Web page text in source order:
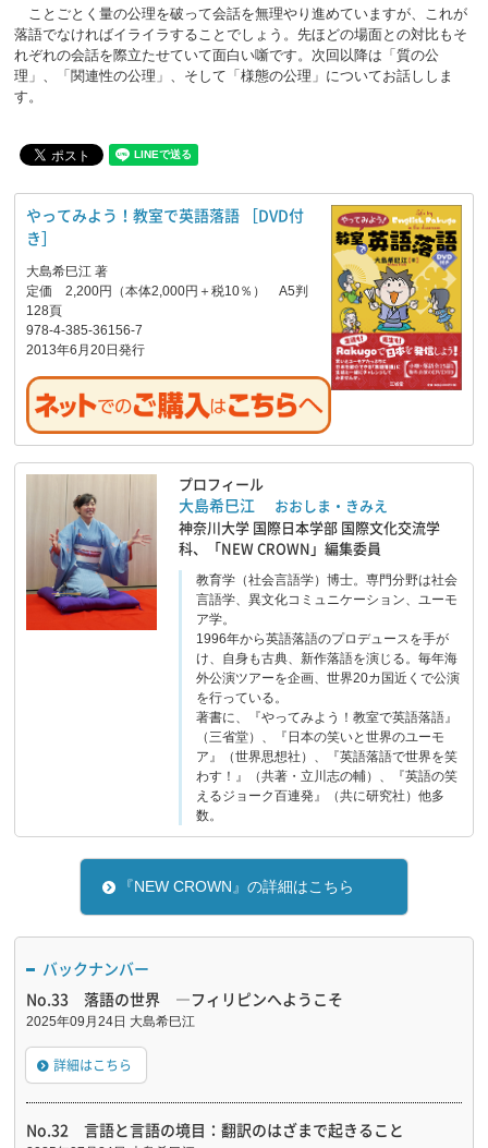
ことごとく量の公理を破って会話を無理やり進めていますが、これが
落語でなければイライラすることでしょう。先ほどの場面との対比もそ
れぞれの会話を際立たせていて面白い噺です。次回以降は「質の公
理」、「関連性の公理」、そして「様態の公理」についてお話ししま
す。
やってみよう！教室で英語落語 ［DVD付
き］
大島希巳江 著
定価 2,200円（本体2,000円＋税10％） A5判
128頁
978-4-385-36156-7
2013年6月20日発行
プロフィール
大島希巳江
おおしま・きみえ
神奈川大学 国際日本学部 国際文化交流学
科、「NEW CROWN」編集委員
教育学（社会言語学）博士。専門分野は社会
言語学、異文化コミュニケーション、ユーモ
ア学。
1996年から英語落語のプロデュースを手が
け、自身も古典、新作落語を演じる。毎年海
外公演ツアーを企画、世界20カ国近くで公演
を行っている。
著書に、『やってみよう！教室で英語落語』
（三省堂）、『日本の笑いと世界のユーモ
ア』（世界思想社）、『英語落語で世界を笑
わす！』（共著・立川志の輔）、『英語の笑
えるジョーク百連発』（共に研究社）他多
数。
『NEW CROWN』の詳細はこちら
バックナンバー
No.33 落語の世界 ―フィリピンへようこそ
2025年09月24日 大島希巳江
詳細はこちら
No.32 言語と言語の境目：翻訳のはざまで起きること